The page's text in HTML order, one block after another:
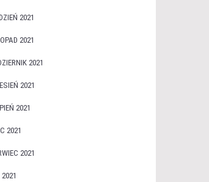
2021
2021
2021
2021
2021
2021
2021